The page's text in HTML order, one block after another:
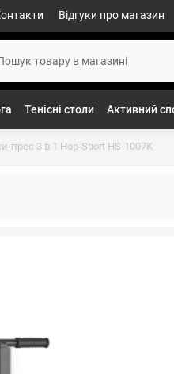
Відгуки про магазин
Тенісні столи Активний
прес 3 в 1 Hop-Sport HS-1007K